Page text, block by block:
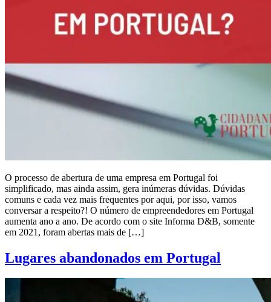
O processo de abertura de uma empresa em Portugal foi
simplificado, mas ainda assim, gera inúmeras dúvidas. Dúvidas
comuns e cada vez mais frequentes por aqui, por isso, vamos
conversar a respeito?! O número de empreendedores em Portugal
aumenta ano a ano. De acordo com o site Informa D&B, somente
em 2021, foram abertas mais de […]
Lugares abandonados em Portugal